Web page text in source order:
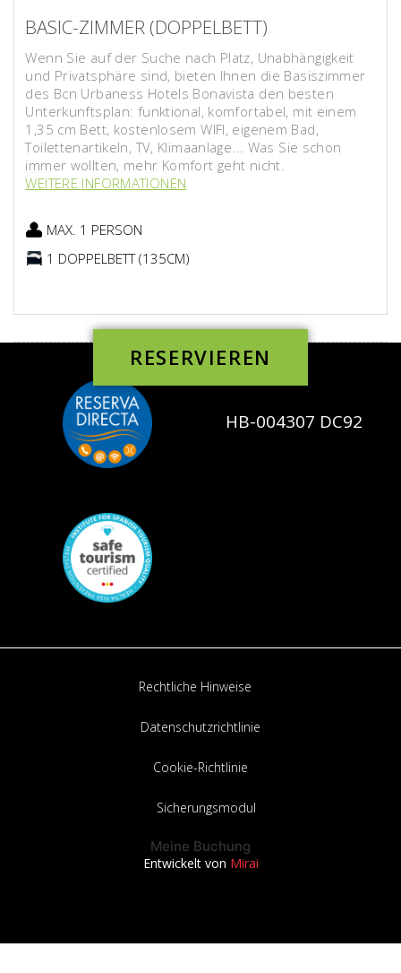
RESERVIEREN
BASIC-ZIMMER (DOPPELBETT)
Wenn Sie auf der Suche nach Platz, Unabhängigkeit
und Privatsphäre sind, bieten Ihnen die Basiszimmer
des Bcn Urbaness Hotels Bonavista den besten
Unterkunftsplan: funktional, komfortabel, mit einem
1,35 cm Bett, kostenlosem WIFI, eigenem Bad,
Toilettenartikeln, TV, Klimaanlage... Was Sie schon
immer wollten, mehr Komfort geht nicht.
WEITERE INFORMATIONEN
MAX. 1 PERSON
1 DOPPELBETT (135CM)
HB-004307 DC92
Rechtliche Hinweise
Datenschutzrichtlinie
Cookie-Richtlinie
Sicherungsmodul
Meine Buchung
Entwickelt von Mirai